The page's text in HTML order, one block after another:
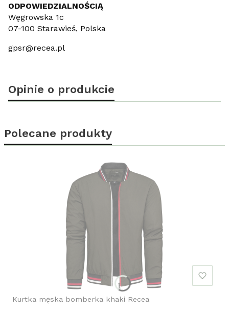
ODPOWIEDZIALNOŚCIĄ
Węgrowska 1c
07-100 Starawieś, Polska
gpsr@recea.pl
Opinie o produkcie
Polecane produkty
Kurtka męska bomberka khaki Recea